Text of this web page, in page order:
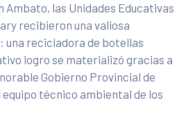
las Unidades Educativas
recibieron una valiosa
recicladora de botellas
logro se materializó gracias a
Gobierno Provincial de
equipo técnico ambiental de los